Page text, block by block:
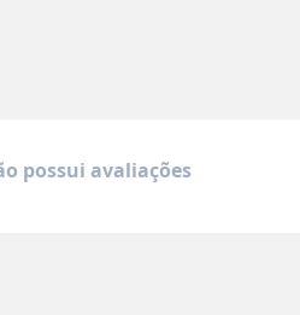
possui avaliações